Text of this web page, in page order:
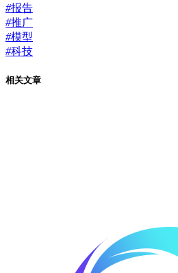
#报告
#推广
#模型
#科技
相关文章